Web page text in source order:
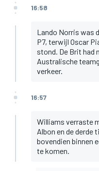
16:58
Lando Norris was
P7, terwijl Oscar
stond. De Brit had
Australische
verkeer.
16:57
Williams verraste
Albon en de derde
bovendien binnen
te komen.